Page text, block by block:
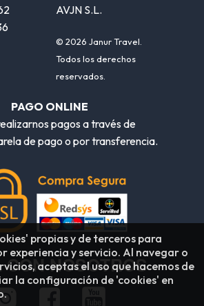
AVJN S.L.
© 2026 Janur Travel.
Todos los derechos
reservados.
PAGO ONLINE
pagos a través de
de pago o por transferencia.
NOSOTROS
propias y de terceros para
experiencia y servicio. Al navegar o
aceptas el uso que hacemos de
la configuración de 'cookies' en